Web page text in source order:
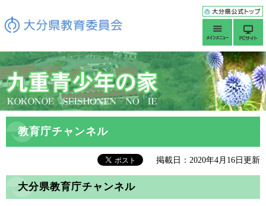
教育庁チャンネル
掲載日：2020年4月16日更新
大分県教育庁チャンネル